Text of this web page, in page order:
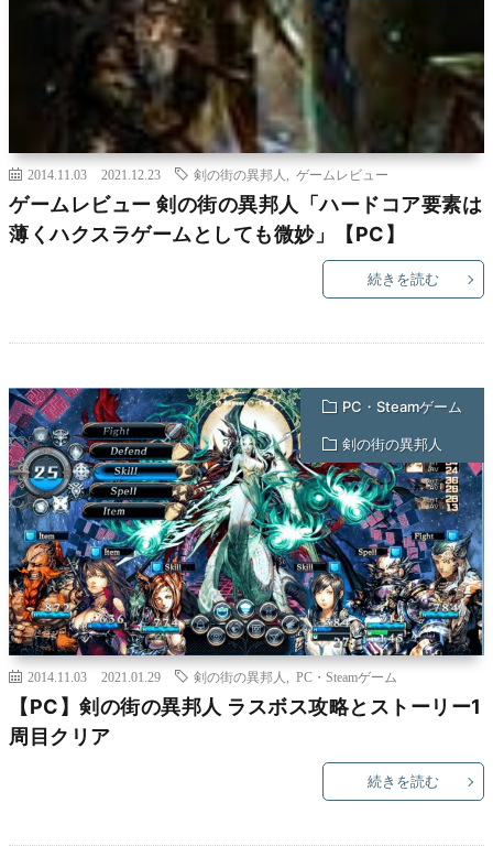
2014.11.03 2021.12.23 剣の街の異邦人 ゲームレビュー
ゲームレビュー 剣の街の異邦人「ハードコア要素は
薄くハクスラゲームとしても微妙」【PC】
続きを読む
PC・Steamゲーム
剣の街の異邦人
2014.11.03 2021.01.29 剣の街の異邦人 PC・Steamゲーム
【PC】剣の街の異邦人 ラスボス攻略とストーリー1
周目クリア
続きを読む